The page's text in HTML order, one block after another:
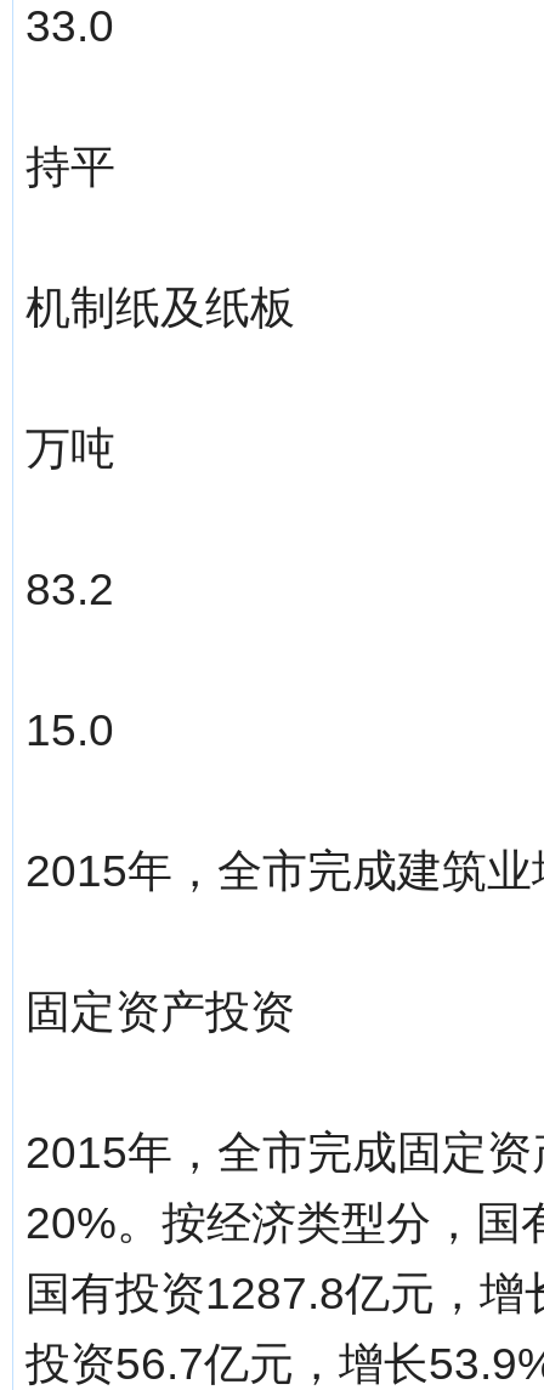
33.0
持平
机制纸及纸板
万吨
83.2
15.0
2015年，全市完成建筑
固定资产投资
2015年，全市完成固定
20%。按经济类型分，国
国有投资1287.8亿元，
投资56.7亿元，增长